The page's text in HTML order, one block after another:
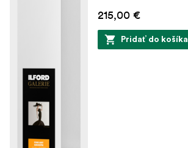
215,00 €
Pridať do košíka